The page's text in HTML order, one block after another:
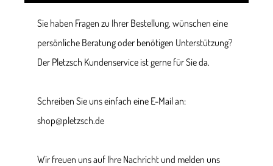
Sie haben Fragen zu Ihrer Bestellung, wünschen eine
persönliche Beratung oder benötigen Unterstützung?
Der Pletzsch Kundenservice ist gerne für Sie da.
Schreiben Sie uns einfach eine E-Mail an:
shop@pletzsch.de
Wir freuen uns auf Ihre Nachricht und melden uns